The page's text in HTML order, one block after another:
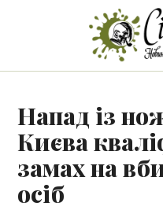
Напад із
Києва
замах на
осіб